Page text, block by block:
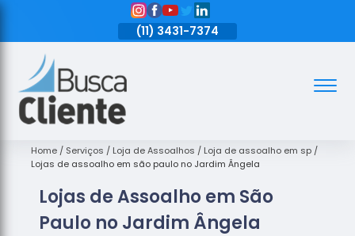
(11) 3431-7374
Assoalhos
de Madeira
Madeira
Empresas
Home Serviços Loja de Assoalhos
Loja de assoalho em sp
Lojas de assoalho em são paulo no Jardim Ângela
Lojas de Assoalho em São
Paulo no Jardim Ângela